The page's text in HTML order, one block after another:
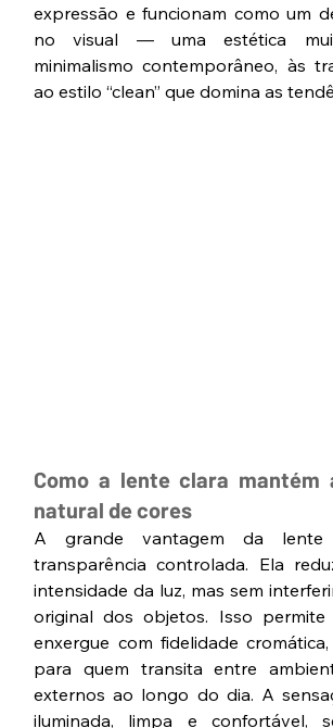
expressão e funcionam como um
no visual — uma estética
minimalismo contemporâneo, às
ao estilo “clean” que domina as
Como a lente clara mantém
natural de cores
A grande vantagem da
transparência controlada. Ela
intensidade da luz, mas sem
original dos objetos. Isso permite
enxergue com fidelidade
para quem transita entre
externos ao longo do dia. A
iluminada, limpa e confortável,